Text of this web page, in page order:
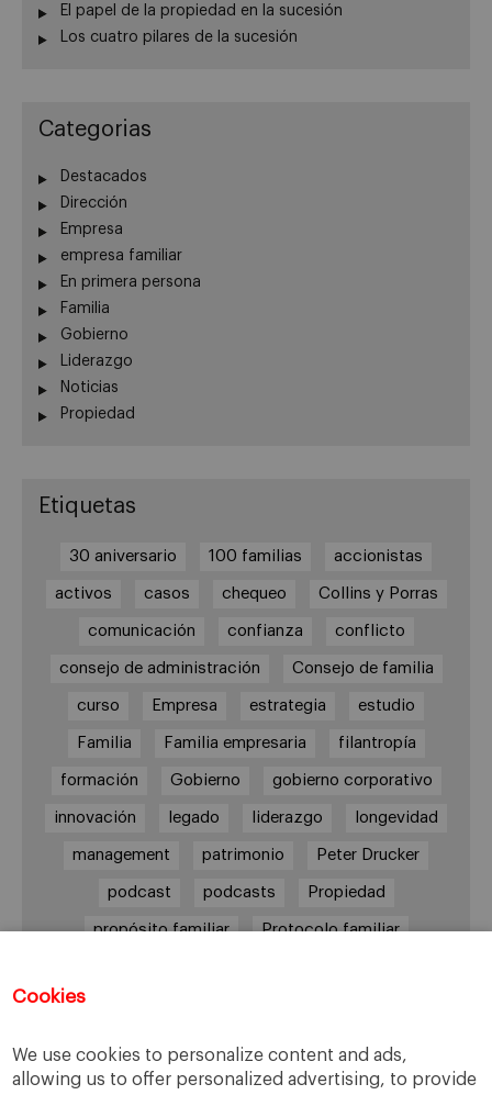
Cookies
We use cookies to personalize content and ads,
allowing us to offer personalized advertising, to provide
El papel de la propiedad en la sucesión
Los cuatro pilares de la sucesión
Categorias
Destacados
Dirección
Empresa
empresa familiar
En primera persona
Familia
Gobierno
Liderazgo
Noticias
Propiedad
Etiquetas
30 aniversario 100 familias accionistas
activos casos chequeo Collins y Porras
comunicación confianza conflicto
consejo de administración Consejo de familia
curso Empresa estrategia estudio
Familia Familia empresaria filantropía
formación Gobierno gobierno corporativo
innovación legado liderazgo longevidad
management patrimonio Peter Drucker
podcast podcasts Propiedad
propósito familiar Protocolo familiar
salud
toma de decisiones valores virtudes